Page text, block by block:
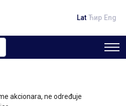
Lat Ћир Eng
akcionara, ne određuje